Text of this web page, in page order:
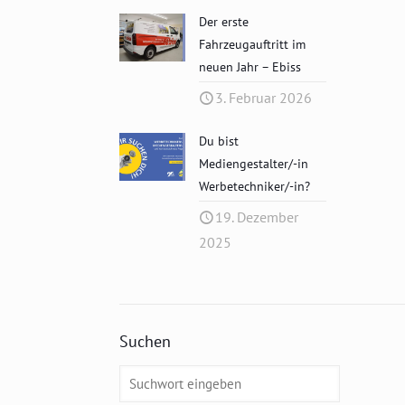
Der erste
Fahrzeugauftritt im
neuen Jahr – Ebiss
3. Februar 2026
Du bist
Mediengestalter/-in
Werbetechniker/-in?
19. Dezember
2025
Suchen